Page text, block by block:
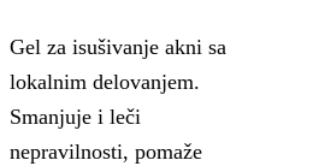
Gel za isušivanje akni sa
lokalnim delovanjem.
Smanjuje i leči
nepravilnosti, pomaže